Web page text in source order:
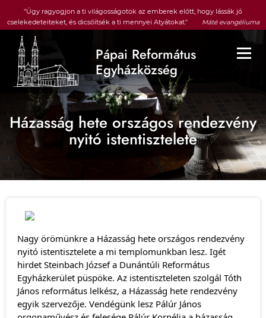
Ugrás a tartalomra
"Úgy ragyogjon a ti világosságotok az emberek előtt, hogy lássák jó
cselekedeteiteket, és dicsőítsék a ti mennyei Atyátokat."
Máté evangéliuma
Házasság hete országos rendezvény
nyitó istentisztelete
Pápai Református
Egyházközség
Fő navigáció
Nagy örömünkre a Házasság hete országos rendezvény
nyitó istentisztelete a mi templomunkban lesz. Igét
hirdet Steinbach József a Dunántúli Református
Egyházkerület püspöke. Az istentiszteleten szolgál Tóth
János református lelkész, a Házasság hete rendezvény
egyik szervezője. Vendégünk lesz Pálúr János